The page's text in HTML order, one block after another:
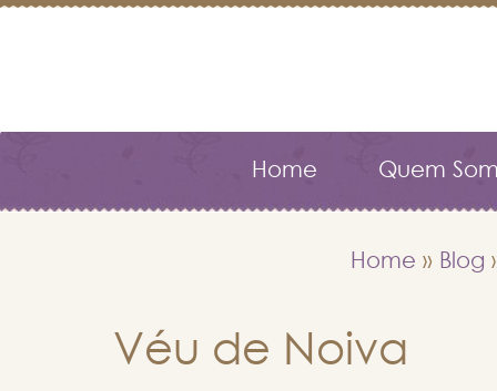
Home Quem
Home » Blog
Véu de Noiva